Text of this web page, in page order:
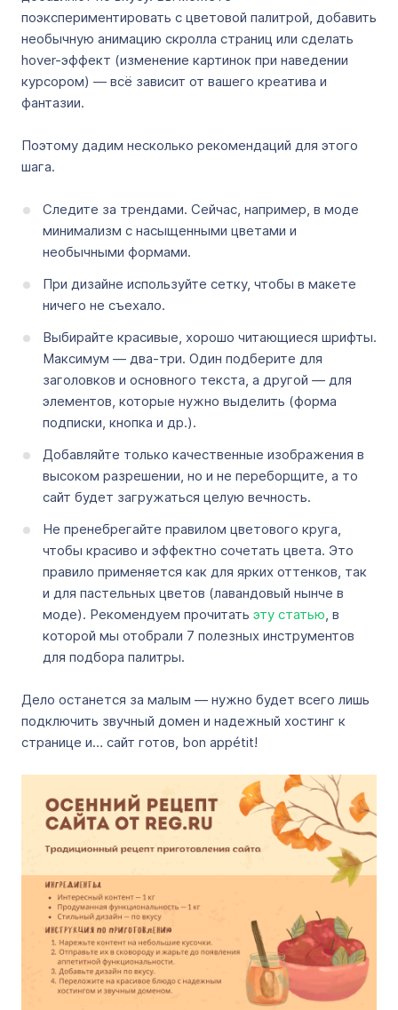
поэкспериментировать с цветовой палитрой, добавить
необычную анимацию скролла страниц или сделать
hover-эффект (изменение картинок при наведении
курсором) — всё зависит от вашего креатива и
фантазии.
Поэтому дадим несколько рекомендаций для этого
шага.
Следите за трендами. Сейчас, например, в моде
минимализм с насыщенными цветами и
необычными формами.
При дизайне используйте сетку, чтобы в макете
ничего не съехало.
Выбирайте красивые, хорошо читающиеся шрифты.
Максимум — два-три. Один подберите для
заголовков и основного текста, а другой — для
элементов, которые нужно выделить (форма
подписки, кнопка и др.).
Добавляйте только качественные изображения в
высоком разрешении, но и не переборщите, а то
сайт будет загружаться целую вечность.
Не пренебрегайте правилом цветового круга,
чтобы красиво и эффектно сочетать цвета. Это
правило применяется как для ярких оттенков, так
и для пастельных цветов (лавандовый нынче в
моде). Рекомендуем прочитать эту статью, в
которой мы отобрали 7 полезных инструментов
для подбора палитры.
Дело останется за малым — нужно будет всего лишь
подключить звучный домен и надежный хостинг к
странице и… сайт готов, bon appétit!